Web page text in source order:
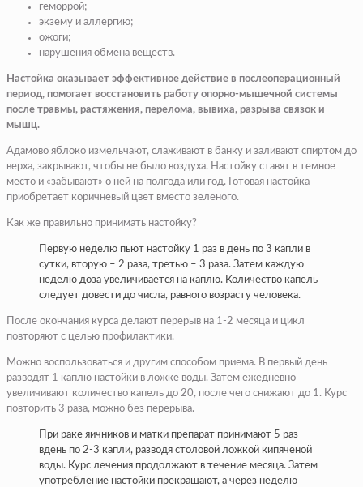
геморрой;
экзему и аллергию;
ожоги;
нарушения обмена веществ.
Настойка оказывает эффективное действие в послеоперационный
период, помогает восстановить работу опорно-мышечной системы
после травмы, растяжения, перелома, вывиха, разрыва связок и
мышц.
Адамово яблоко измельчают, слаживают в банку и заливают спиртом до
верха, закрывают, чтобы не было воздуха. Настойку ставят в темное
место и «забывают» о ней на полгода или год. Готовая настойка
приобретает коричневый цвет вместо зеленого.
Как же правильно принимать настойку?
Первую неделю пьют настойку 1 раз в день по 3 капли в
сутки, вторую – 2 раза, третью – 3 раза. Затем каждую
неделю доза увеличивается на каплю. Количество капель
следует довести до числа, равного возрасту человека.
После окончания курса делают перерыв на 1-2 месяца и цикл
повторяют с целью профилактики.
Можно воспользоваться и другим способом приема. В первый день
разводят 1 каплю настойки в ложке воды. Затем ежедневно
увеличивают количество капель до 20, после чего снижают до 1. Курс
повторить 3 раза, можно без перерыва.
При раке яичников и матки препарат принимают 5 раз
вдень по 2-3 капли, разводя столовой ложкой кипяченой
воды. Курс лечения продолжают в течение месяца. Затем
употребление настойки прекращают, а через неделю